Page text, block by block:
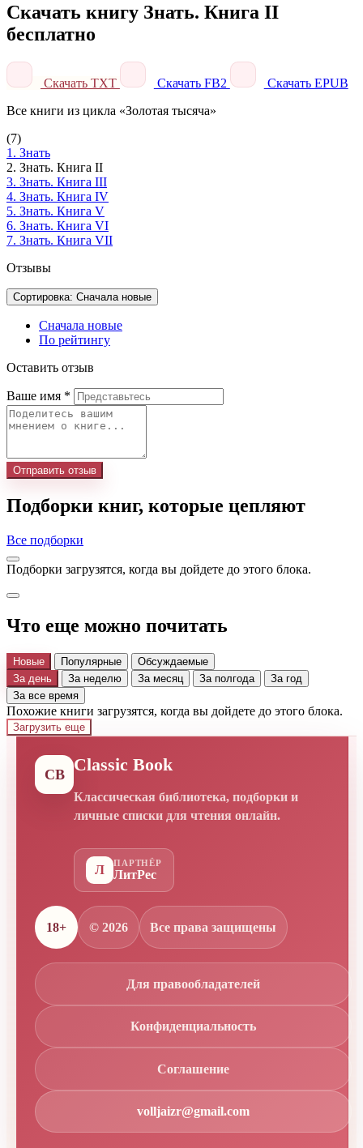
Скачать книгу Знать. Книга II
бесплатно
Скачать TXT Скачать FB2
Скачать EPUB
Все книги из цикла «Золотая тысяча»
(7)
1. Знать
2. Знать. Книга II
3. Знать. Книга III
4. Знать. Книга IV
5. Знать. Книга V
6. Знать. Книга VI
7. Знать. Книга VII
Отзывы
Сортировка: Сначала новые
Сначала новые
По рейтингу
Оставить отзыв
Ваше имя *
Отправить отзыв
Подборки книг, которые цепляют
Все подборки
Подборки загрузятся, когда вы дойдете до этого блока.
Что еще можно почитать
Новые Популярные
Обсуждаемые
За день
За неделю За месяц За полгода
За год
За все время
Похожие книги загрузятся, когда вы дойдете до этого блока.
Загрузить еще
CB Classic Book
Классическая библиотека, подборки и
личные списки для чтения онлайн.
Л
ПАРТНЁР
ЛитРес
18+ © 2026 Все права защищены
Для правообладателей
Конфиденциальность
Соглашение
volljaizr@gmail.com